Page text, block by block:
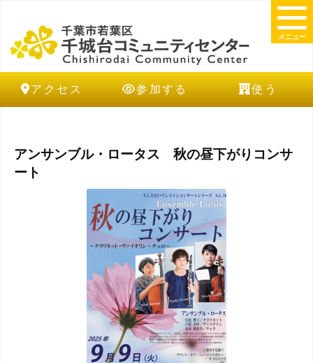
アクセス 参加する 使う
メニュー
アンサンブル・ロータス 秋の昼下がりコンサ
ート